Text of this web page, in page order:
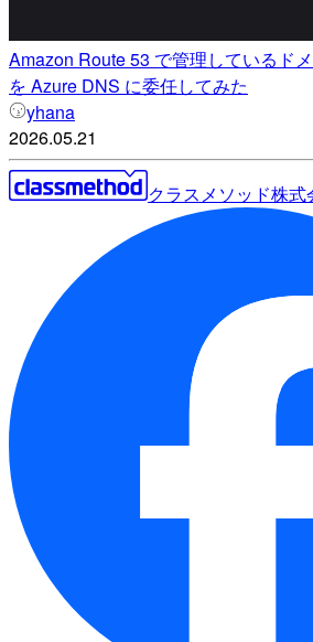
Amazon Route 53 で管理しているド
を Azure DNS に委任してみた
yhana
2026.05.21
クラスメソッド株式